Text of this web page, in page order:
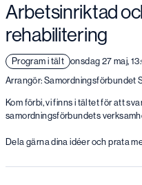
Arbetsinriktad
rehabilitering
Program i tält onsdag 27 maj,
Arrangör: Samordningsförbundet
Kom förbi, vi finns i tältet för att
samordningsförbundets
Dela gärna dina idéer och prata